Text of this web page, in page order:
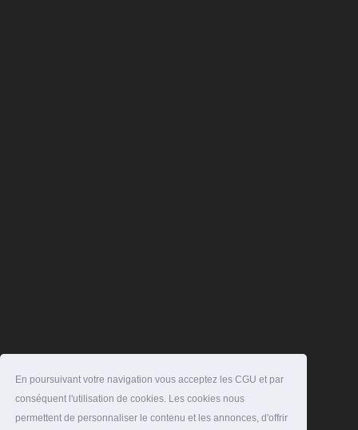
En poursuivant votre navigation vous acceptez les CGU et par
conséquent l'utilisation de cookies. Les cookies nous
permettent de personnaliser le contenu et les annonces, d'offrir